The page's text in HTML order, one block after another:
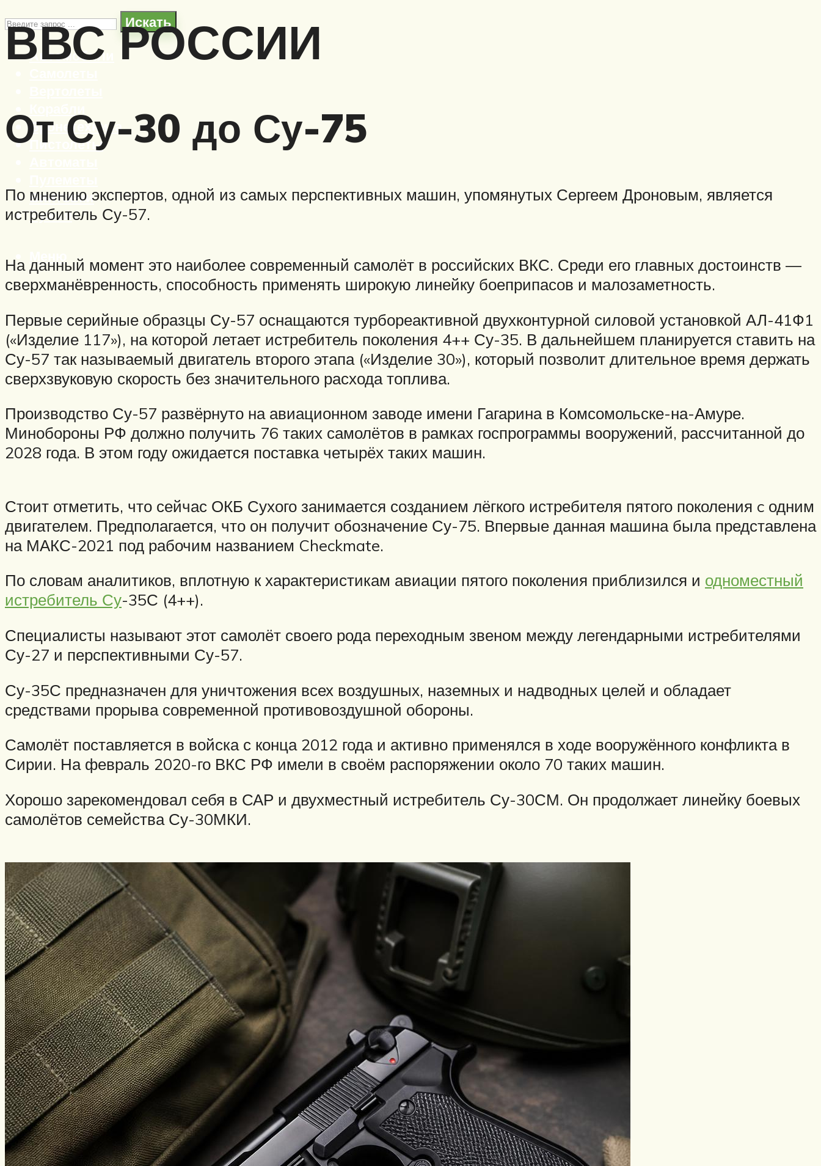
Искать
Автомобили
Бронетехника
Пистолеты
Винтовки
Ружья
ВВС РОССИИ
От Су-30 до Су-75
По мнению экспертов, одной из самых перспективных машин, упомянутых Сергеем Дроновым, является
истребитель Су-57.
На данный момент это наиболее современный самолёт в российских ВКС. Среди его главных достоинств —
сверхманёвренность, способность применять широкую линейку боеприпасов и малозаметность.
Первые серийные образцы Су-57 оснащаются турбореактивной двухконтурной силовой установкой АЛ-41Ф1
(«Изделие 117»), на которой летает истребитель поколения 4++ Су-35. В дальнейшем планируется ставить на
Су-57 так называемый двигатель второго этапа («Изделие 30»), который позволит длительное время держать
сверхзвуковую скорость без значительного расхода топлива.
Производство Су-57 развёрнуто на авиационном заводе имени Гагарина в Комсомольске-на-Амуре.
Минобороны РФ должно получить 76 таких самолётов в рамках госпрограммы вооружений, рассчитанной до
2028 года. В этом году ожидается поставка четырёх таких машин.
Стоит отметить, что сейчас ОКБ Сухого занимается созданием лёгкого истребителя пятого поколения c одним
двигателем. Предполагается, что он получит обозначение Су-75. Впервые данная машина была представлена
на МАКС-2021 под рабочим названием Checkmate.
По словам аналитиков, вплотную к характеристикам авиации пятого поколения приблизился и одноместный
истребитель Су-35С (4++).
Специалисты называют этот самолёт своего рода переходным звеном между легендарными истребителями
Су-27 и перспективными Су-57.
Су-35С предназначен для уничтожения всех воздушных, наземных и надводных целей и обладает
средствами прорыва современной противовоздушной обороны.
Самолёт поставляется в войска с конца 2012 года и активно применялся в ходе вооружённого конфликта в
Сирии. На февраль 2020-го ВКС РФ имели в своём распоряжении около 70 таких машин.
Хорошо зарекомендовал себя в САР и двухместный истребитель Су-30СМ. Он продолжает линейку боевых
самолётов семейства Су-30МКИ.